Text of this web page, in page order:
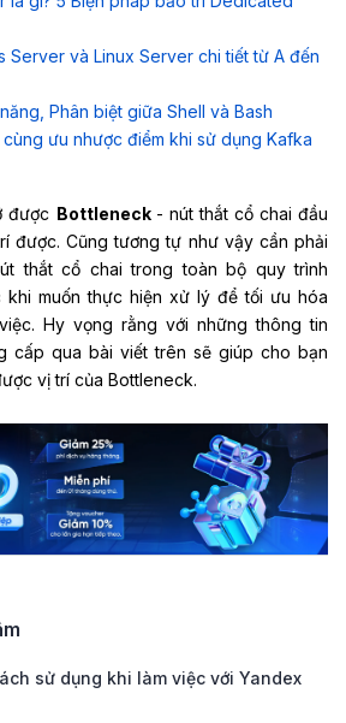
Server và Linux Server chi tiết từ A đến
Phân biệt giữa Shell và Bash
ưu nhược điểm khi sử dụng Kafka
được Bottleneck - nút thắt cổ chai đầu
được. Cũng tương tự như vậy cần phải
thắt cổ chai trong toàn bộ quy trình
khi muốn thực hiện xử lý để tối ưu hóa
Hy vọng rằng với những thông tin
cấp qua bài viết trên sẽ giúp cho bạn
vị trí của Bottleneck.
sử dụng khi làm việc với Yandex